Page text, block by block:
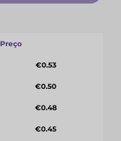
Preço
€0.53
€0.50
€0.48
€0.45